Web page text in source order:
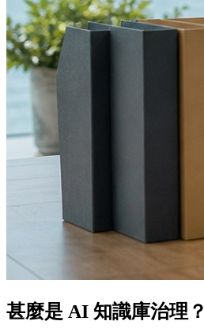
甚麼是 AI 知識庫治理？